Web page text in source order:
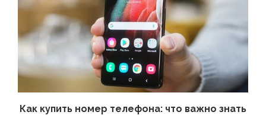
Как купить номер телефона: что важно знать